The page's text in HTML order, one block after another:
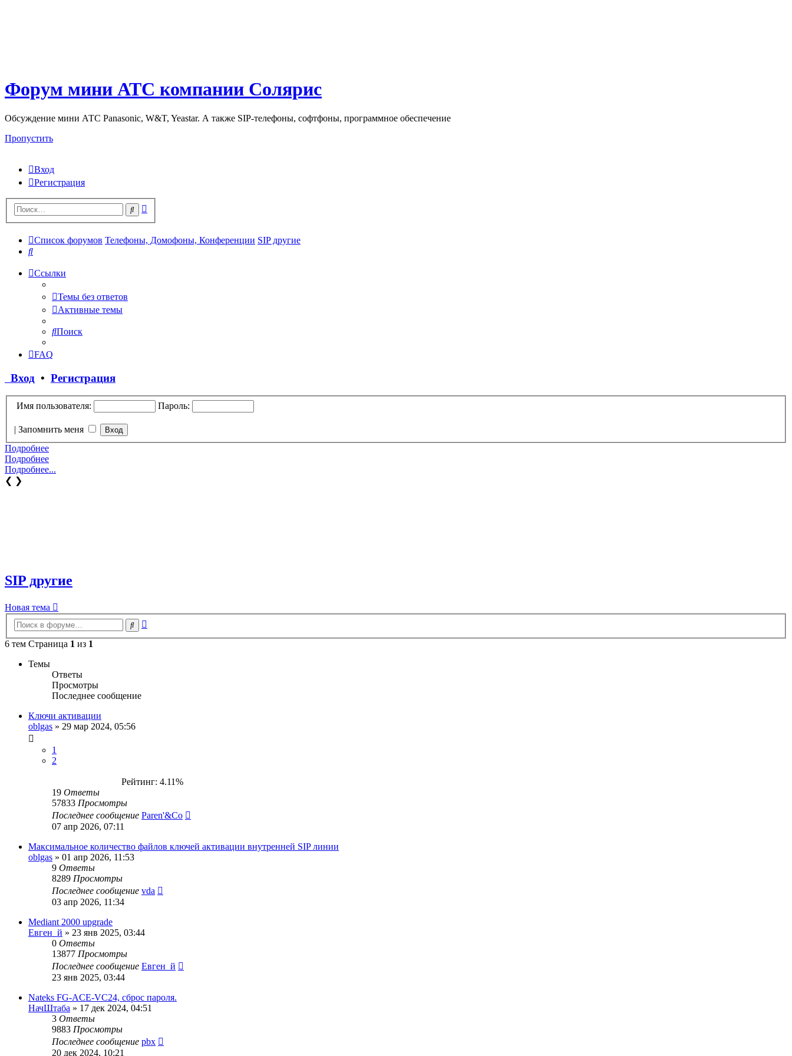
Форум мини АТС компании Солярис
Обсуждение мини АТС Panasonic, W&T, Yeastar. А также SIP-телефоны, софтфоны, программное обеспечение
Пропустить
Вход
Регистрация
Поиск
Список форумов Телефоны, Домофоны, Конференции SIP другие
Поиск
Ссылки
Темы без ответов
Активные темы
Поиск
FAQ
Вход • Регистрация
Имя пользователя: Пароль:
| Запомнить меня
Подробнее
Подробнее
Подробнее...
❮ ❯
SIP другие
Новая тема
Поиск
6 тем Страница 1 из 1
Темы
Ответы
Просмотры
Последнее сообщение
Ключи активации
oblgas » 29 мар 2024, 05:56
1
2
Рейтинг: 4.11%
19 Ответы
57833 Просмотры
Последнее сообщение Paren'&Co
07 апр 2026, 07:11
Максимальное количество файлов ключей активации внутренней SIP линии
oblgas » 01 апр 2026, 11:53
9 Ответы
8289 Просмотры
Последнее сообщение vda
03 апр 2026, 11:34
Mediant 2000 upgrade
Евген_й » 23 янв 2025, 03:44
0 Ответы
13877 Просмотры
Последнее сообщение Евген_й
23 янв 2025, 03:44
Nateks FG-ACE-VC24, сброс пароля.
НачШтаба » 17 дек 2024, 04:51
3 Ответы
9883 Просмотры
Последнее сообщение pbx
20 дек 2024, 10:21